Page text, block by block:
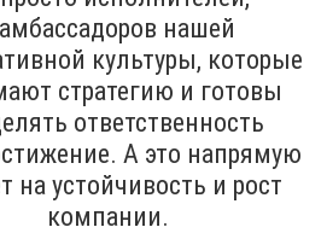
нашей
культуры, которые
стратегию и готовы
ответственность
А это напрямую
на устойчивость и рост
компании.